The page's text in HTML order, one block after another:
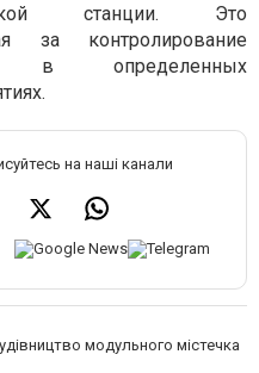
станции. Это
за контролирование
в определенных
на наші канали
модульного містечка